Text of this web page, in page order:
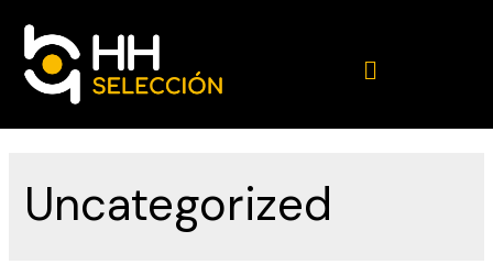
Uncategorized